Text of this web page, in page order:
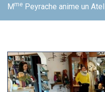
M me Peyrache anime un